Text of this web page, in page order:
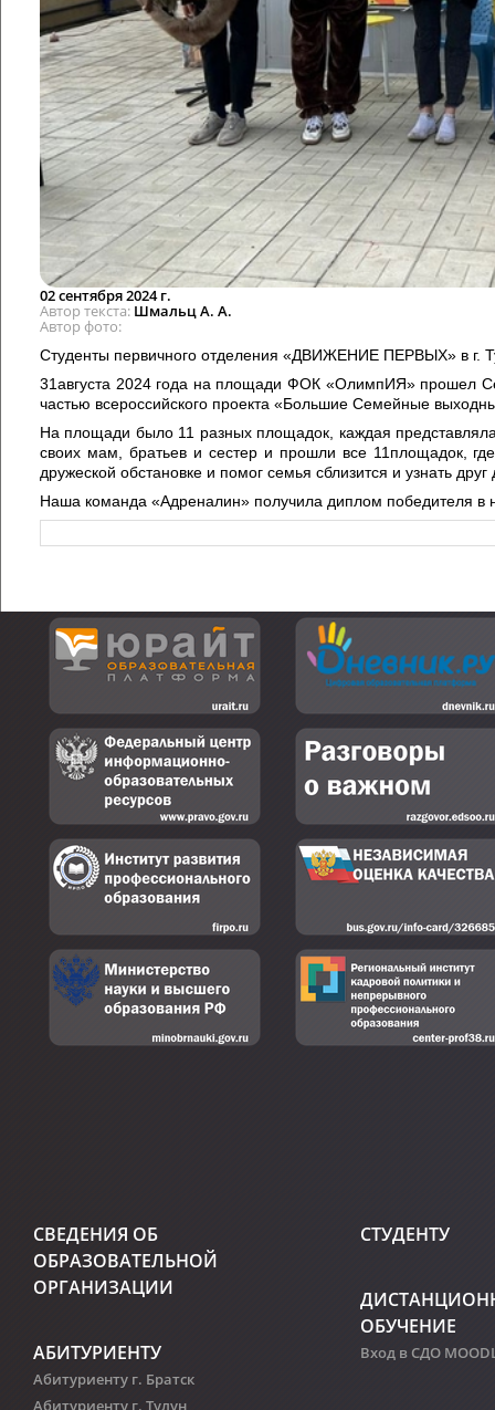
02 сентября 2024 г.
Автор текста Шмальц А. А.
Автор фото
Студенты первичного отделения «ДВИЖЕНИЕ ПЕРВЫХ» в г.
31августа 2024 года на площади ФОК «ОлимпИЯ» прошел
частью всероссийского проекта «Большие Семейные
На площади было 11 разных площадок, каждая
своих мам, братьев и сестер и прошли все 11площадок,
дружеской обстановке и помог семья сблизится и узнать друг
Наша команда «Адреналин» получила диплом победителя
СВЕДЕНИЯ ОБ
ОБРАЗОВАТЕЛЬНОЙ
ОРГАНИЗАЦИИ
АБИТУРИЕНТУ
Абитуриенту г. Братск
Абитуриенту г. Тулун
СТУДЕНТУ
ОБУЧЕНИЕ
Вход в СДО